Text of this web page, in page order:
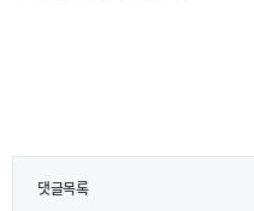
댓글목록